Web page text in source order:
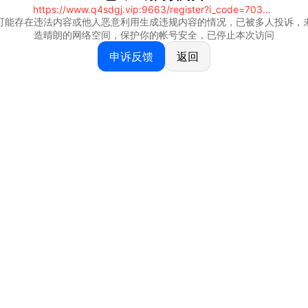
https://www.q4sdgj.vip:9663/register?i_code=70328081
能存在违法内容或他人恶意利用生成违规内容的情况，已被多人投诉，
造晴朗的网络空间，保护你的帐号安全，已停止本次访问
申诉反馈 返回